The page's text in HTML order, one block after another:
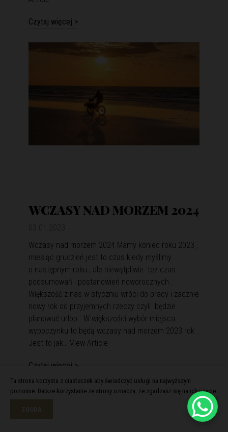
Czytaj więcej >
WCZASY NAD MORZEM 2024
Wczasy nad morzem 2024 Mamy koniec roku 2023 ,
miesiąc grudzień jest to czas kiedy myślimy
o następnym roku , ale niewątpliwie też czas
podsumowań i postanowień noworocznych .
Większość z nas w styczniu wróci do pracy i zacznie
nowy rok od przyjemnych rzeczy czyli będzie
planować urlop . W większości wybór miejsca
wypoczynku to będą wczasy nad morzem 2023 rok .
Jest to jak… View Article
Czytaj więcej >
Ta strona korzysta z ciasteczek aby świadczyć usługi na najwyższym
poziomie. Dalsze korzystanie ze strony oznacza, że zgadzasz się na ich użycie.